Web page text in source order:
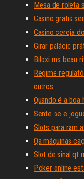
Mesa de roleta
Casino grátis
Casino cereja
Girar palácio
Biloxi ms beau
Regime
outros
Quando é a boa
Sente-se e
Slots para ram
Qa máquinas
Slot de sinal qt
Poker online